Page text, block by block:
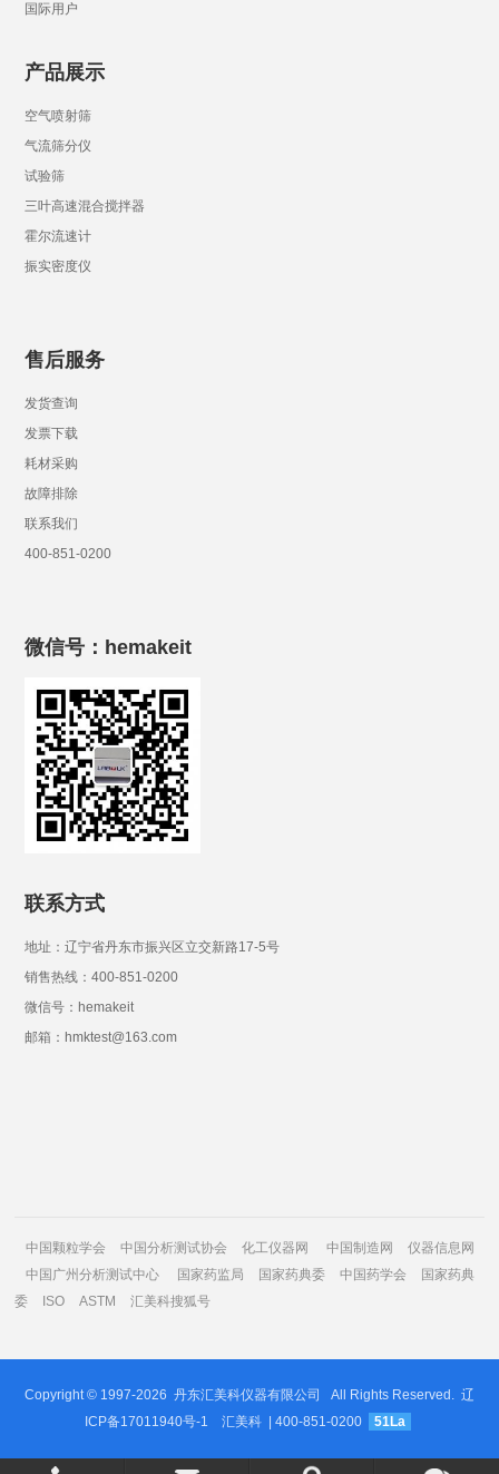
国际用户
产品展示
空气喷射筛
气流筛分仪
试验筛
三叶高速混合搅拌器
霍尔流速计
振实密度仪
售后服务
发货查询
发票下载
耗材采购
故障排除
联系我们
400-851-0200
微信号：hemakeit
联系方式
地址：辽宁省丹东市振兴区立交新路17-5号
销售热线：400-851-0200
微信号：hemakeit
邮箱：hmktest@163.com
中国颗粒学会 中国分析测试协会 化工仪器网 中国制造网
仪器信息网
中国广州分析测试中心
国家药监局 国家药典委 中国药学会
国家药典
委
ISO ASTM 汇美科搜狐号
Copyright © 1997-2026 丹东汇美科仪器有限公司 All Rights Reserved. 辽
ICP备17011940号-1
汇美科 | 400-851-0200 51La